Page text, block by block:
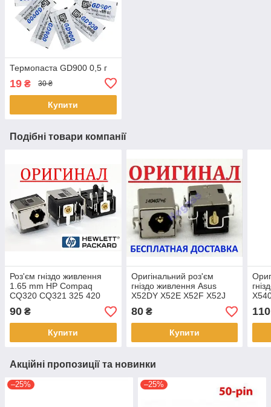
Термопаста GD900 0,5 г
19 ₴ 30 ₴
Купити
Подібні товари компанії
Роз'єм гніздо живлення
1.65 mm HP Compaq
CQ320 CQ321 325 420
510 520 540 530 550 -
разем
90 ₴
Купити
Оригінальний роз'єм
гніздо живлення Asus
X52DY X52E X52F X52J
A52D - разем
80₴
Купити
110
Акційні пропозиції та новинки
–25% –25%